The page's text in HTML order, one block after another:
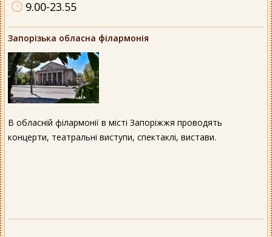
9.00-23.55
Запорізька обласна філармонія
В обласній філармонії в місті Запоріжжя проводять
концерти, театральні виступи, спектаклі, вистави.